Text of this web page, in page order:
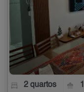
2 quartos